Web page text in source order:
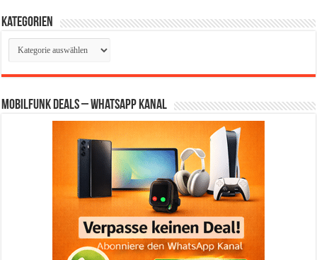
Kategorien
Kategorien
Mobilfunk Deals – WhatsApp Kanal